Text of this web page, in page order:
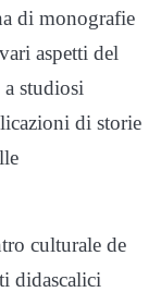
di monografie
aspetti del
studiosi
di storie
culturale de
didascalici